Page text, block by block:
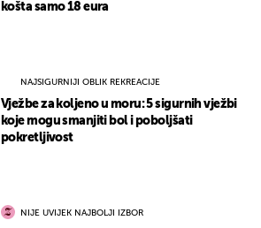
košta samo 18 eura
NAJSIGURNIJI OBLIK REKREACIJE
Vježbe za koljeno u moru: 5 sigurnih vježbi
koje mogu smanjiti bol i poboljšati
pokretljivost
NIJE UVIJEK NAJBOLJI IZBOR